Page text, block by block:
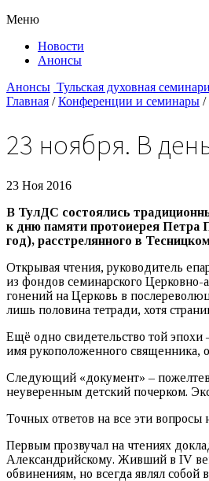
Меню
Новости
Анонсы
Анонсы Тульская духовная
Главная / Конференции и семинары /
23 ноября. В
23 Ноя 2016
В ТулДС состоялись
к дню памяти протоиерея Петра
год), расстрелянного в
Открывая чтения, руководитель
из фондов семинарского Церковно-
гонений на Церковь в
лишь половина тетради, хотя
Ещё одно свидетельство той эпохи
имя рукоположенного священника,
Следующий «документ» –
неуверенным детский почерком.
Точных ответов на все эти вопросы
Первым прозвучал на чтениях
Александрийскому. Живший в IV
обвинениям, но всегда являл собой